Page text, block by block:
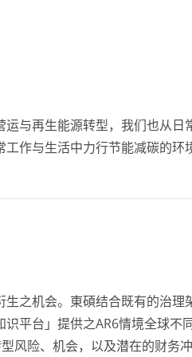
与再生能源转型，我们也从
作与生活中力行节能减碳的环
之机会。東碩结合既有的治理
平台」提供之AR6情境全球
风险、机会，以及潜在的财务